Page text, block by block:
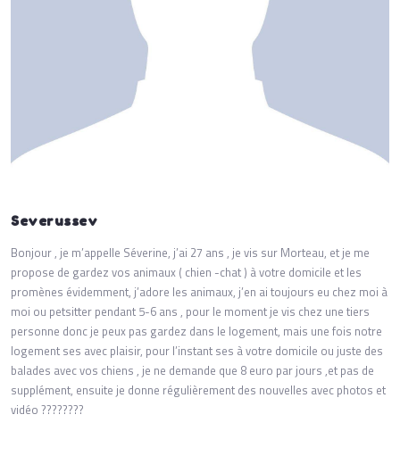
Severussev
Bonjour , je m’appelle Séverine, j’ai 27 ans , je vis sur Morteau, et je me
propose de gardez vos animaux ( chien -chat ) à votre domicile et les
promènes évidemment, j’adore les animaux, j’en ai toujours eu chez moi à
moi ou petsitter pendant 5-6 ans , pour le moment je vis chez une tiers
personne donc je peux pas gardez dans le logement, mais une fois notre
logement ses avec plaisir, pour l’instant ses à votre domicile ou juste des
balades avec vos chiens , je ne demande que 8 euro par jours ,et pas de
supplément, ensuite je donne régulièrement des nouvelles avec photos et
vidéo ????????